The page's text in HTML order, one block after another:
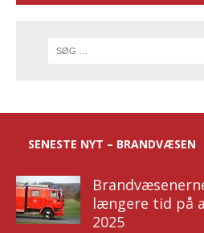
SENESTE NYT – BRANDVÆSEN
længere tid på
2025